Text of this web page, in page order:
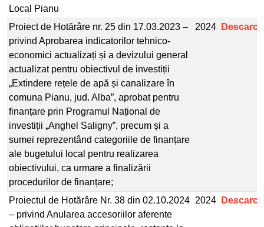
Local Pianu
Proiect de Hotărâre nr. 25 din 17.03.2023 –
privind Aprobarea indicatorilor tehnico-
economici actualizați și a devizului general
actualizat pentru obiectivul de investiții
„Extindere rețele de apă și canalizare în
comuna Pianu, jud. Alba”, aprobat pentru
finanțare prin Programul Național de
investiții „Anghel Saligny”, precum și a
sumei reprezentând categoriile de finanțare
ale bugetului local pentru realizarea
obiectivului, ca urmare a finalizării
procedurilor de finanțare;
2024 Descarcă
Proiectul de Hotărâre Nr. 38 din 02.10.2024
– privind Anularea accesoriilor aferente
2024 Descarcă